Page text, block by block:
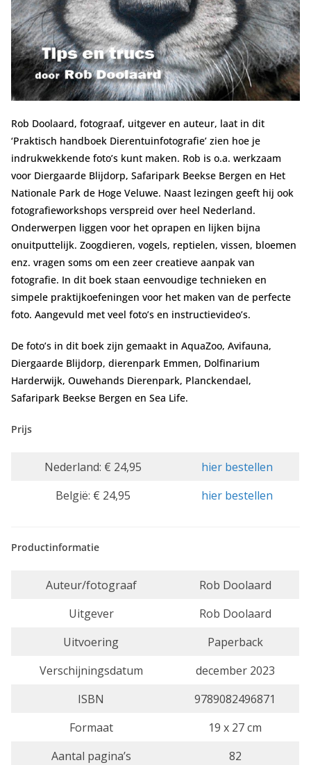
Rob Doolaard, fotograaf, uitgever en auteur, laat in dit
‘Praktisch handboek Dierentuinfotografie’ zien hoe je
indrukwekkende foto’s kunt maken. Rob is o.a. werkzaam
voor Diergaarde Blijdorp, Safaripark Beekse Bergen en Het
Nationale Park de Hoge Veluwe. Naast lezingen geeft hij ook
fotografieworkshops verspreid over heel Nederland.
Onderwerpen liggen voor het oprapen en lijken bijna
onuitputtelijk. Zoogdieren, vogels, reptielen, vissen, bloemen
enz. vragen soms om een zeer creatieve aanpak van
fotografie. In dit boek staan eenvoudige technieken en
simpele praktijkoefeningen voor het maken van de perfecte
foto. Aangevuld met veel foto’s en instructievideo’s.
De foto’s in dit boek zijn gemaakt in AquaZoo, Avifauna,
Diergaarde Blijdorp, dierenpark Emmen, Dolfinarium
Harderwijk, Ouwehands Dierenpark, Planckendael,
Safaripark Beekse Bergen en Sea Life.
Prijs
Nederland: € 24,95
hier bestellen
België: € 24,95
hier bestellen
Productinformatie
Auteur/fotograaf
Rob Doolaard
Uitgever
Rob Doolaard
Uitvoering
Paperback
Verschijningsdatum
december 2023
ISBN
9789082496871
Formaat
19 x 27 cm
Aantal pagina’s
82